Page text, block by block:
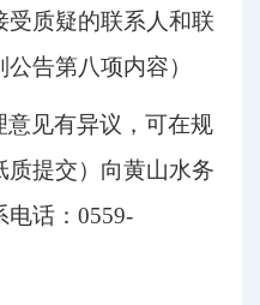
受质疑的联系人和联
告第八项内容）
意见有异议，可在规
质提交）向黄山水务
电话： 0559-